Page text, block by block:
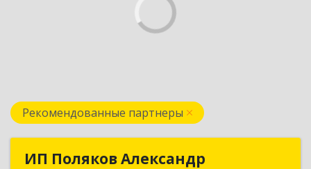
Рекомендованные партнеры
ИП Поляков Александр
ИП Поляков Александр